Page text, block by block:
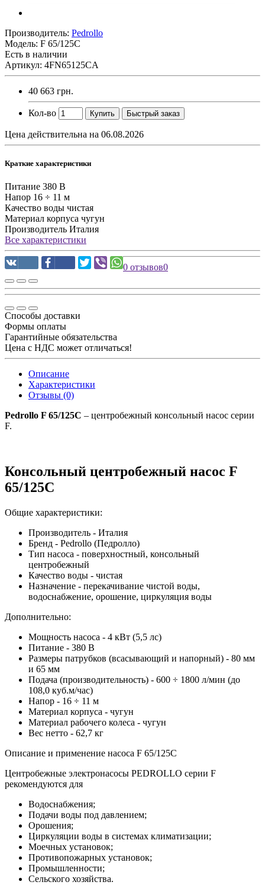
Производитель: Pedrollo
Модель: F 65/125C
Есть в наличии
Артикул: 4FN65125CA
40 663 грн.
Кол-во Купить Быстрый заказ
Цена действительна на 06.08.2026
Краткие характеристики
Питание 380 В
Напор 16 ÷ 11 м
Качество воды чистая
Материал корпуса чугун
Производитель Италия
Все характеристики
0 отзывов0
Способы доставки
Формы оплаты
Гарантийные обязательства
Цена с НДС может отличаться!
Описание
Характеристики
Отзывы (0)
Pedrollo F 65/125C – центробежный консольный насос серии
F.
Консольный центробежный насос F
65/125C
Общие характеристики:
Производитель - Италия
Бренд - Pedrollo (Педролло)
Тип насоса - поверхностный, консольный
центробежный
Качество воды - чистая
Назначение - перекачивание чистой воды,
водоснабжение, орошение, циркуляция воды
Дополнительно:
Мощность насоса - 4 кВт (5,5 лс)
Питание - 380 В
Размеры патрубков (всасывающий и напорный) - 80 мм
и 65 мм
Подача (производительность) - 600 ÷ 1800 л/мин (до
108,0 куб.м/час)
Напор - 16 ÷ 11 м
Материал корпуса - чугун
Материал рабочего колеса - чугун
Вес нетто - 62,7 кг
Описание и применение насоса F 65/125C
Центробежные электронасосы PEDROLLO серии F
рекомендуются для
Водоснабжения;
Подачи воды под давлением;
Орошения;
Циркуляции воды в системах климатизации;
Моечных установок;
Противопожарных установок;
Промышленности;
Сельского хозяйства.